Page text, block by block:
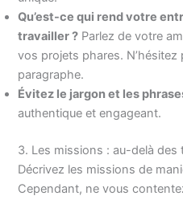
Qu’est-ce qui rend votre
travailler ? Parlez de votre
vos projets phares. N’hésitez
paragraphe.
Évitez le jargon et les
authentique et engageant.
3. Les missions : au-delà des
Décrivez les missions de
Cependant, ne vous